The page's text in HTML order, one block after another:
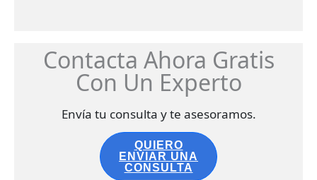
Contacta Ahora Gratis
Con Un Experto
Envía tu consulta y te asesoramos.
QUIERO
ENVIAR UNA
CONSULTA